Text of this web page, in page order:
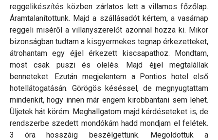
reggelikészítés közben zárlatos lett a villamos főzőlap.
Áramtalanítottunk. Majd a szállásadót kértem, a vasárnap
reggeli miséről a villanyszerelőt azonnal hozza ki. Mikor
bizonságban tudtam a kisgyermekes tegnap érkezetteket,
átrohantam egy éjjel érkezett kiscsapathoz. Mondtam,
most csak puszi és ölelés. Majd éjjel megtalállak
benneteket. Ezután megjelentem a Pontios hotel első
hotellátogatásán. Görögös késéssel, de megnyugtattam
mindenkit, hogy innen már engem kirobbantani sem lehet.
Üljetek hát körém. Meghallgatom majd kérdéseteket is, de
rendszerbe szedett mondókám hadd mondjam el felétek.
3 óra hosszáig beszélgettünk. Megoldottuk a